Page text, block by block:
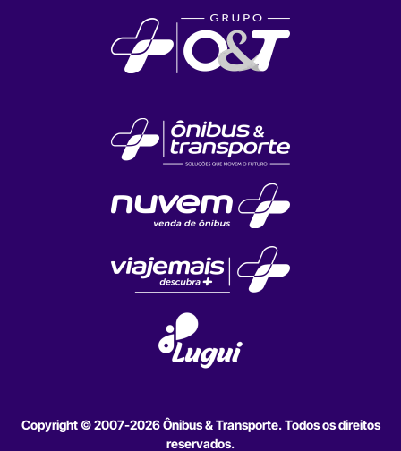
Copyright © 2007-2026 Ônibus & Transporte. Todos os direitos
reservados.